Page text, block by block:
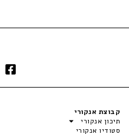
קבוצת אנקורי
תיכון אנקורי
סטודיו אנקורי